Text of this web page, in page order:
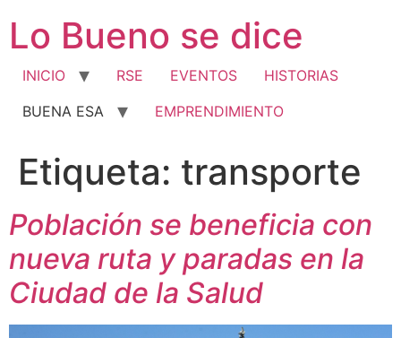
contenido
Lo Bueno se dice
INICIO RSE EVENTOS
HISTORIAS
BUENA ESA
EMPRENDIMIENTO
Etiqueta: transporte
Población se beneficia con
nueva ruta y paradas en la
Ciudad de la Salud